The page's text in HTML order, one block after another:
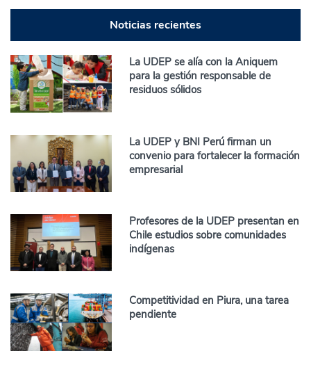
Noticias recientes
La UDEP se alía con la Aniquem
para la gestión responsable de
residuos sólidos
La UDEP y BNI Perú firman un
convenio para fortalecer la formación
empresarial
Profesores de la UDEP presentan en
Chile estudios sobre comunidades
indígenas
Competitividad en Piura, una tarea
pendiente